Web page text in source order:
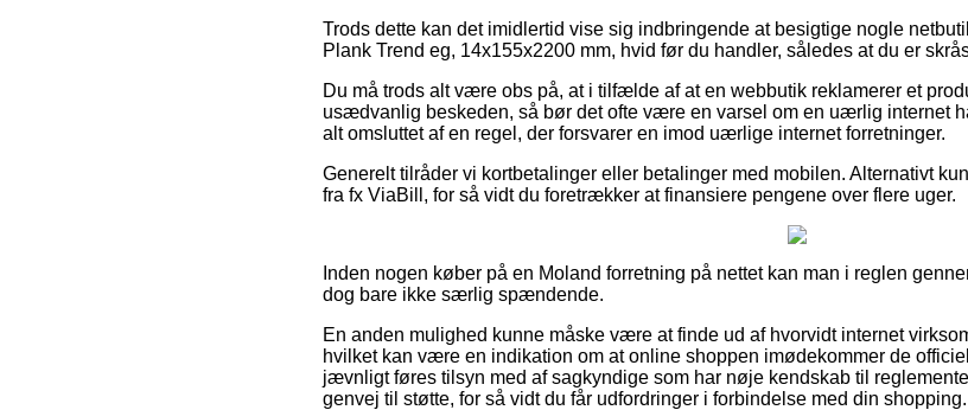
Trods dette kan det imidlertid vise sig indbringende at besigtige nogle
Plank Trend eg, 14x155x2200 mm, hvid før du handler, således at du er
Du må trods alt være obs på, at i tilfælde af at en webbutik reklamerer et
usædvanlig beskeden, så bør det ofte være en varsel om en uærlig internet
alt omsluttet af en regel, der forsvarer en imod uærlige internet forretninger.
Generelt tilråder vi kortbetalinger eller betalinger med mobilen. Alternativt
fra fx ViaBill, for så vidt du foretrækker at finansiere pengene over flere uger.
Inden nogen køber på en Moland forretning på nettet kan man i reglen
dog bare ikke særlig spændende.
En anden mulighed kunne måske være at finde ud af hvorvidt internet
hvilket kan være en indikation om at online shoppen imødekommer de
jævnligt føres tilsyn med af sagkyndige som har nøje kendskab til
genvej til støtte, for så vidt du får udfordringer i forbindelse med din shopping.